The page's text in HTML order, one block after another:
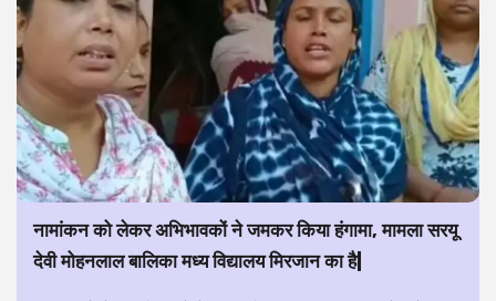
नामांकन को लेकर अभिभावकों ने जमकर किया हंगामा, मामला सरयू
देवी मोहनलाल बालिका मध्य विद्यालय मिरजान का है|